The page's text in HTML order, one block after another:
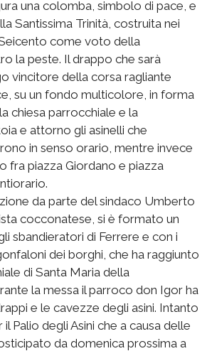
una colomba, simbolo di pace, e
Santissima Trinità, costruita nei
come voto della
la peste. Il drappo che sarà
vincitore della corsa ragliante
su un fondo multicolore, in forma
chiesa parrocchiale e la
e attorno gli asinelli che
in senso orario, mentre invece
fra piazza Giordano e piazza
da parte del sindaco Umberto
cocconatese, si è formato un
sbandieratori di Ferrere e con i
dei borghi, che ha raggiunto
di Santa Maria della
la messa il parroco don Igor ha
e le cavezze degli asini. Intanto
il Palio degli Asini che a causa delle
da domenica prossima a